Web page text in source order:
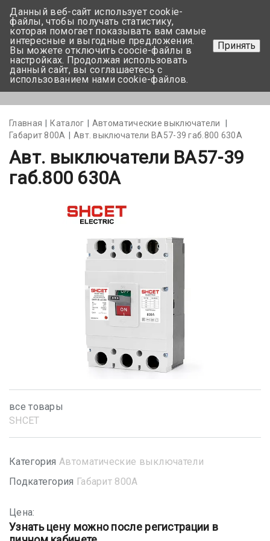
+375 17-350-99-56
+375 44-752-82-08
Задать вопрос
Главная Каталог
Автоматические выключатели
Габарит 800А
Авт. выключатели ВА57-39 габ.800 630А
Авт. выключатели ВА57-39
габ.800 630А
все товары
SHСET
Категория Автоматические выключатели
Подкатегория Габарит 800А
Цена:
Узнать цену можно после регистрации в
Данный веб-сайт использует cookie-
файлы, чтобы получать статистику,
которая помогает показывать вам самые
интересные и выгодные предложения.
Вы можете отключить coocie-файлы в
настройках. Продолжая использовать
данный сайт, вы соглашаетесь с
использованием нами cookie-файлов.
Принять